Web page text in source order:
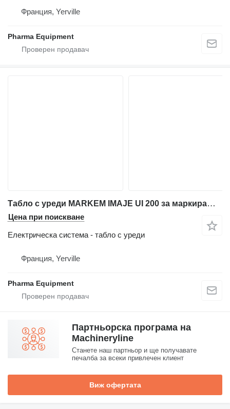
Франция, Yerville
Pharma Equipment
Табло с уреди MARKEM IMAJE UI 200 за маркиращо оборудване
Цена при поискване
Електрическа система - табло с уреди
Франция, Yerville
Pharma Equipment
Партньорска програма на
Machineryline
Станете наш партньор и ще получавате
печалба за всеки привлечен клиент
Виж офертата